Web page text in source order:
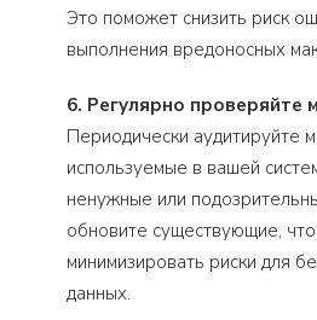
Это поможет снизить риск
выполнения вредоносных
6. Регулярно проверяйте
Периодически аудитируйте
используемые в вашей
ненужные или
обновите существующие,
минимизировать риски для
данных.